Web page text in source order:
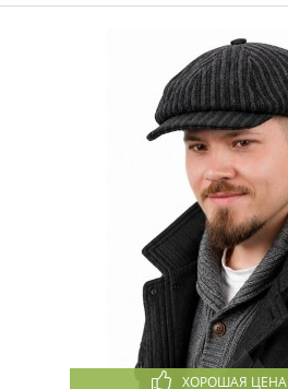
ХОРОШАЯ ЦЕНА